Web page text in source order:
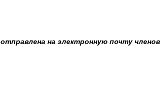
на электронную почту